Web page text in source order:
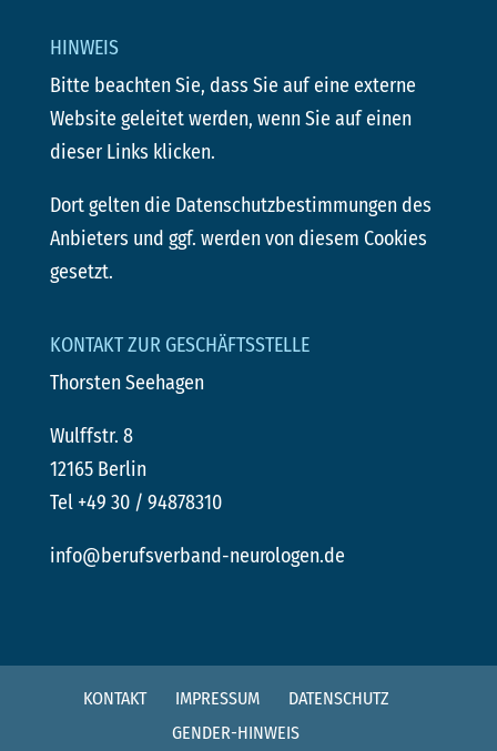
HINWEIS
Bitte beachten Sie, dass Sie auf eine externe
Website geleitet werden, wenn Sie auf einen
dieser Links klicken.
Dort gelten die Datenschutzbestimmungen des
Anbieters und ggf. werden von diesem Cookies
gesetzt.
KONTAKT ZUR GESCHÄFTSSTELLE
Thorsten Seehagen
Wulffstr. 8
12165 Berlin
Tel +49 30 / 94878310
info@berufsverband-neurologen.de
KONTAKT IMPRESSUM
DATENSCHUTZ
GENDER-HINWEIS